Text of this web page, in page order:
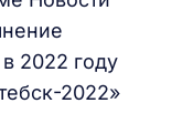
2022 году
2022»